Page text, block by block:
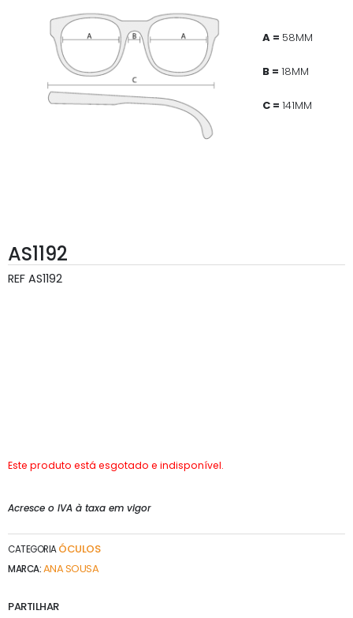
A = 58MM
B = 18MM
C = 141MM
AS1192
REF AS1192
Este produto está esgotado e indisponível.
Acresce o IVA à taxa em vigor
CATEGORIA ÓCULOS
MARCA:ANA SOUSA
PARTILHAR